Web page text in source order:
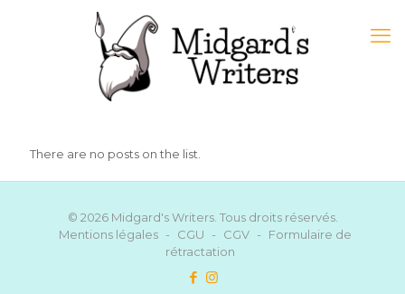
There are no posts on the list.
© 2026 Midgard's Writers. Tous droits réservés.
Mentions légales - CGU - CGV -
Formulaire de
rétractation